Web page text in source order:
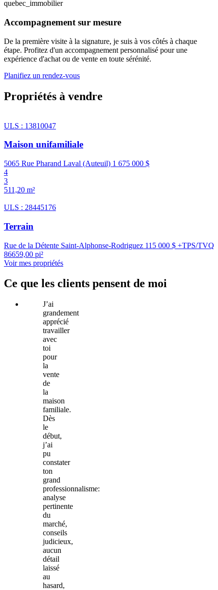
Accompagnement sur mesure
De la première visite à la signature, je suis à vos côtés à chaque
étape. Profitez d'un accompagnement personnalisé pour une
expérience d'achat ou de vente en toute sérénité.
Planifiez un rendez-vous
Propriétés à vendre
ULS : 13810047
Maison unifamiliale
5065 Rue Pharand Laval (Auteuil) 1 675 000 $
4
3
511,20 m²
ULS : 28445176
Terrain
Rue de la Détente Saint-Alphonse-Rodriguez 115 000 $ +TPS/TVQ
86659,00 pi²
Voir mes propriétés
Ce que les clients pensent de moi
J’ai
grandement
apprécié
travailler
avec
toi
pour
la
vente
de
la
maison
familiale.
Dès
le
début,
j’ai
pu
constater
ton
grand
professionnalisme:
analyse
pertinente
du
marché,
conseils
judicieux,
aucun
détail
laissé
au
hasard,